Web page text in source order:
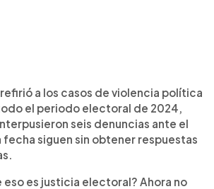
a los casos de violencia política
el periodo electoral de 2024,
seis denuncias ante el
fecha siguen sin obtener respuestas
eso es justicia electoral? Ahora no